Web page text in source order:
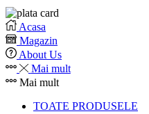
Acasa
Magazin
About Us
Mai mult
Mai mult
TOATE PRODUSELE